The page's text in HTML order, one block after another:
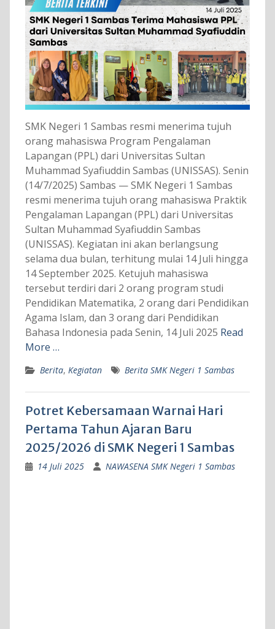
SMK Negeri 1 Sambas resmi menerima tujuh
orang mahasiswa Program Pengalaman
Lapangan (PPL) dari Universitas Sultan
Muhammad Syafiuddin Sambas (UNISSAS). Senin
(14/7/2025) Sambas — SMK Negeri 1 Sambas
resmi menerima tujuh orang mahasiswa Praktik
Pengalaman Lapangan (PPL) dari Universitas
Sultan Muhammad Syafiuddin Sambas
(UNISSAS). Kegiatan ini akan berlangsung
selama dua bulan, terhitung mulai 14 Juli hingga
14 September 2025. Ketujuh mahasiswa
tersebut terdiri dari 2 orang program studi
Pendidikan Matematika, 2 orang dari Pendidikan
Agama Islam, dan 3 orang dari Pendidikan
Bahasa Indonesia pada Senin, 14 Juli 2025 Read
More …
Berita, Kegiatan Berita SMK Negeri 1 Sambas
Potret Kebersamaan Warnai Hari
Pertama Tahun Ajaran Baru
2025/2026 di SMK Negeri 1 Sambas
14 Juli 2025 NAWASENA SMK Negeri 1 Sambas